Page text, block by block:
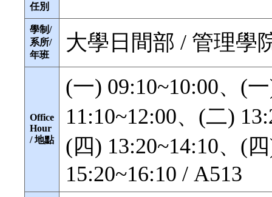
任別
學制/
系所/
年班
大學日間部 / 管理學
Office
Hour
/ 地點
(一) 09:10~10:00、(
11:10~12:00、(二)
(四) 13:20~14:10、(
15:20~16:10 / A513